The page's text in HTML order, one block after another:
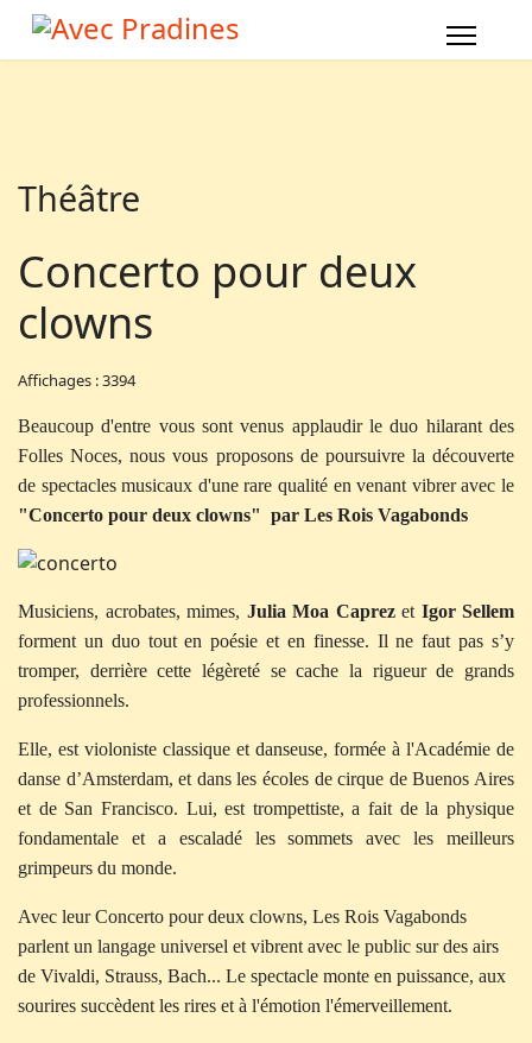
Théâtre
Concerto pour deux
clowns
Affichages : 3394
Beaucoup d'entre vous sont venus applaudir le duo hilarant des
Folles Noces, nous vous proposons de poursuivre la découverte
de spectacles musicaux d'une rare qualité en venant vibrer avec le
"Concerto pour deux clowns" par Les Rois Vagabonds
Musiciens, acrobates, mimes, Julia Moa Caprezet Igor Sellem
forment un duo tout en poésie et en finesse. Il ne faut pas s’y
tromper, derrière cette légèreté se cache la rigueur de grands
professionnels.
Elle, est violoniste classique et danseuse, formée à l'Académie de
danse d’Amsterdam, et dans les écoles de cirque de Buenos Aires
et de San Francisco. Lui, est trompettiste, a fait de la physique
fondamentale et a escaladé les sommets avec les meilleurs
grimpeurs du monde.
Avec leur Concerto pour deux clowns, Les Rois Vagabonds
parlent un langage universel et vibrent avec le public sur des airs
de Vivaldi, Strauss, Bach... Le spectacle monte en puissance, aux
sourires succèdent les rires et à l'émotion l'émerveillement.